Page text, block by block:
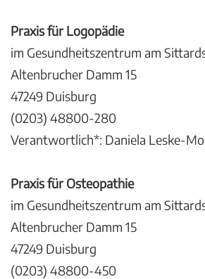
Praxis für Logopädie
im Gesundheitszentrum am
Altenbrucher Damm 15
47249 Duisburg
(0203) 48800-280
Verantwortlich*: Daniela Leske-
Praxis für Osteopathie
im Gesundheitszentrum am
Altenbrucher Damm 15
47249 Duisburg
(0203) 48800-450